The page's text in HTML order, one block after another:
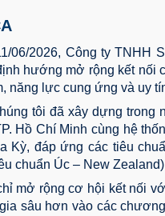
06/2026, Công ty TNHH
hướng mở rộng kết nối
lực cung ứng và uy
tôi đã xây dựng trong
Hồ Chí Minh cùng hệ
đáp ứng các tiêu
chuẩn Úc – New
mở rộng cơ hội kết nối
sâu hơn vào các